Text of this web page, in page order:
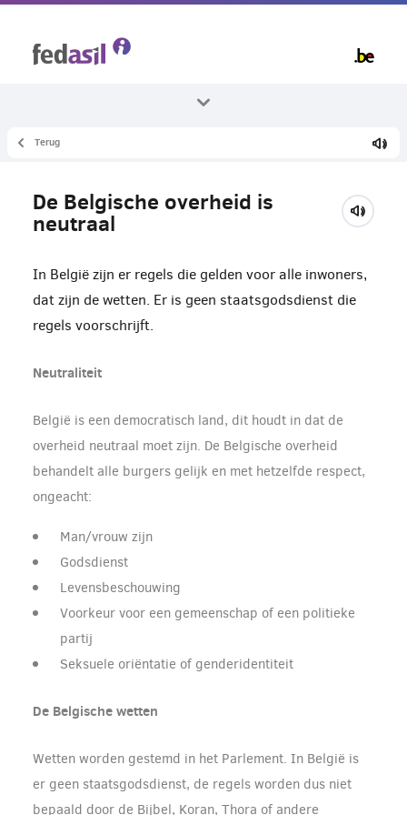
gaan
Alle thema's
Over België
Terug
De Belgische overheid is
neutraal
In België zijn er regels die gelden voor alle inwoners,
dat zijn de wetten. Er is geen staatsgodsdienst die
regels voorschrijft.
Neutraliteit
België is een democratisch land, dit houdt in dat de
overheid neutraal moet zijn. De Belgische overheid
behandelt alle burgers gelijk en met hetzelfde respect,
ongeacht:
Man/vrouw zijn
Godsdienst
Levensbeschouwing
Voorkeur voor een gemeenschap of een politieke
partij
Seksuele oriëntatie of genderidentiteit
De Belgische wetten
Wetten worden gestemd in het Parlement. In België is
er geen staatsgodsdienst, de regels worden dus niet
bepaald door de Bijbel, Koran, Thora of andere